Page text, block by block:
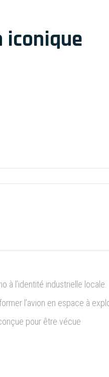
iconique
à l’identité industrielle locale.
l’avion en espace à
pour être vécue